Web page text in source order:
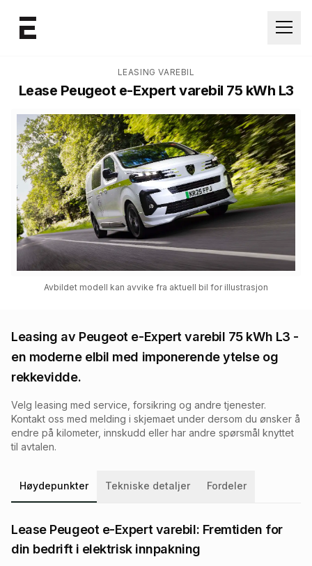
LEASING VAREBIL
Lease Peugeot e-Expert varebil 75 kWh L3
Avbildet modell kan avvike fra aktuell bil for illustrasjon
Leasing av Peugeot e-Expert varebil 75 kWh L3 -
en moderne elbil med imponerende ytelse og
rekkevidde.
Velg leasing med service, forsikring og andre tjenester.
Kontakt oss med melding i skjemaet under dersom du ønsker å
endre på kilometer, innskudd eller har andre spørsmål knyttet
til avtalen.
Høydepunkter Tekniske detaljer Fordeler
Lease Peugeot e-Expert varebil: Fremtiden for
din bedrift i elektrisk innpakning